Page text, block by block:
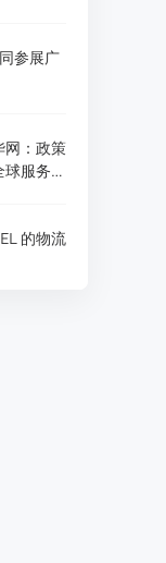
参展广
网：政策
服务新
的物流